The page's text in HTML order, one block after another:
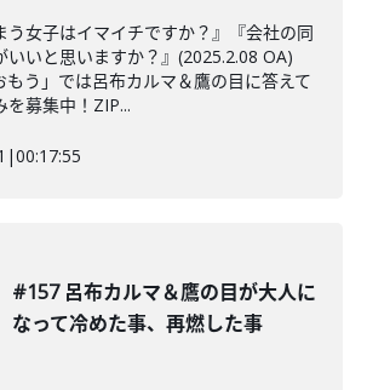
う女子はイマイチですか？』『会社の同
いいと思いますか？』(2025.2.08 OA)
もう」では呂布カルマ＆鷹の目に答えて
募集中！ZIP...
|00:17:55
#157 呂布カルマ＆鷹の目が大人に
なって冷めた事、再燃した事